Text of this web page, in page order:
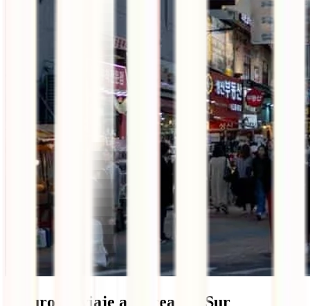
Seguro de viaje a Corea del Sur